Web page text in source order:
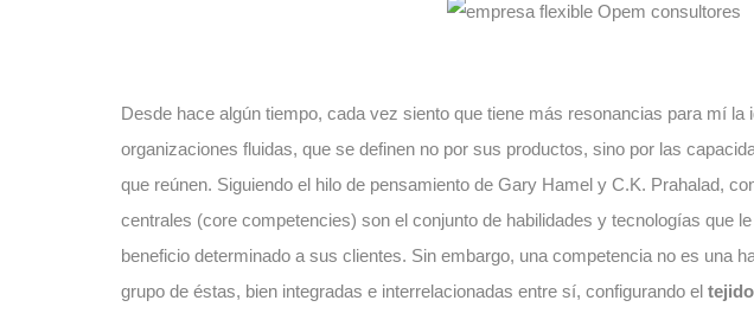
Desde hace algún tiempo, cada vez siento que tiene más resonancias para mí la
organizaciones fluidas, que se definen no por sus productos, sino por las
que reúnen. Siguiendo el hilo de pensamiento de Gary Hamel y C.K. Prahalad,
centrales (core competencies) son el conjunto de habilidades y tecnologías que
beneficio determinado a sus clientes. Sin embargo, una competencia no es una
grupo de éstas, bien integradas e interrelacionadas entre sí, configurando el